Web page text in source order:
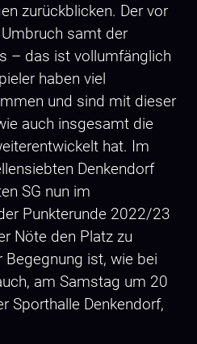
zurückblicken. Der vor
samt der
– das ist vollumfänglich
haben viel
und sind mit dieser
auch insgesamt die
hat. Im
Denkendorf
SG nun im
Punkterunde 2022/23
Nöte den Platz zu
ist, wie bei
am Samstag um 20
Sporthalle Denkendorf,